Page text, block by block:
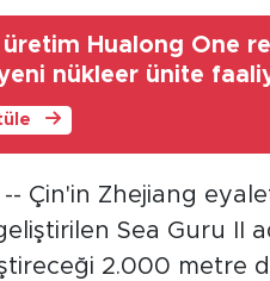
Hualong One
yeni nükleer ünite
-- Çin'in Zhejiang
Sea Guru II
2.000 metre